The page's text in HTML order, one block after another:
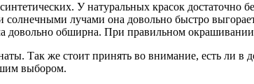
У натуральных красок достаточно
лучами она довольно быстро
обширна. При правильном окрашивании
Так же стоит принять во внимание, есть ли в
выбором.